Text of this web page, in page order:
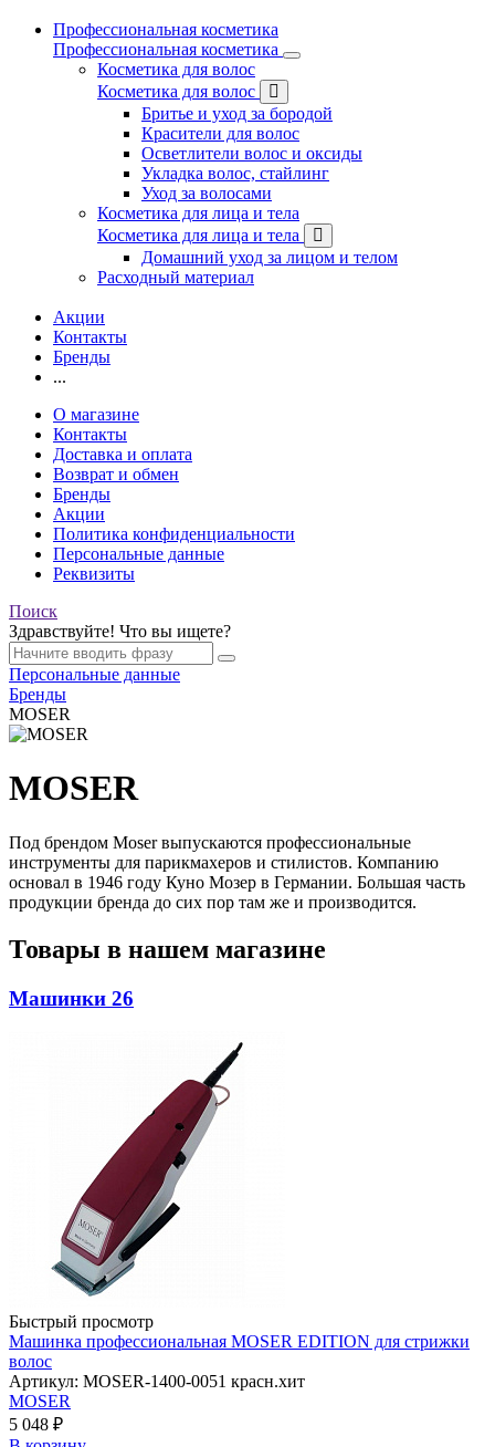
Профессиональная косметика
Профессиональная косметика
Косметика для волос
Косметика для волос
Бритье и уход за бородой
Красители для волос
Осветлители волос и оксиды
Укладка волос, стайлинг
Уход за волосами
Косметика для лица и тела
Косметика для лица и тела
Домашний уход за лицом и телом
Расходный материал
Акции
Контакты
Бренды
...
О магазине
Контакты
Доставка и оплата
Возврат и обмен
Бренды
Акции
Политика конфиденциальности
Персональные данные
Реквизиты
Поиск
Здравствуйте! Что вы ищете?
Персональные данные
Бренды
MOSER
MOSER
Под брендом Moser выпускаются профессиональные
инструменты для парикмахеров и стилистов. Компанию
основал в 1946 году Куно Мозер в Германии. Большая часть
продукции бренда до сих пор там же и производится.
Товары в нашем магазине
Машинки 26
Быстрый просмотр
Машинка профессиональная MOSER EDITION для стрижки
волос
Артикул: MOSER-1400-0051 красн.хит
MOSER
5 048 ₽